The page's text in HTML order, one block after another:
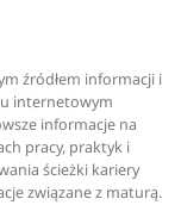
źródłem informacji i
internetowym
informacje na
pracy, praktyk i
ścieżki kariery
związane z maturą.